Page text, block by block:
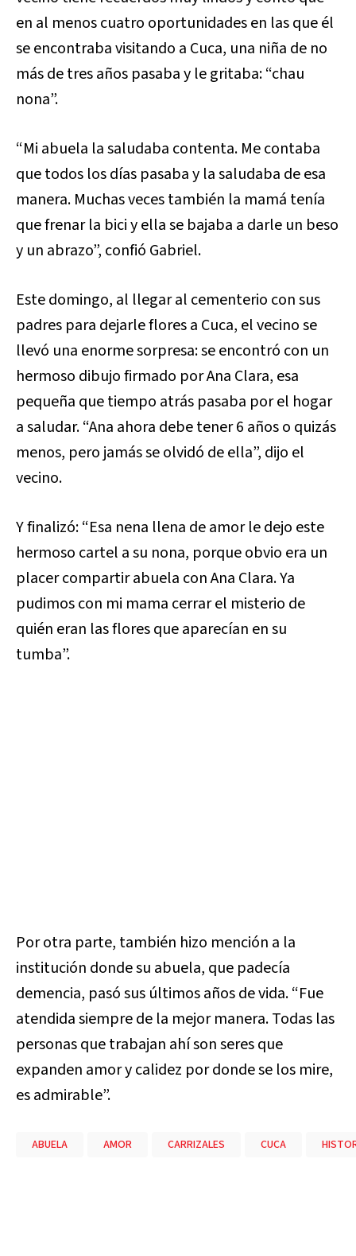
en al menos cuatro oportunidades en las que él
se encontraba visitando a Cuca, una niña de no
más de tres años pasaba y le gritaba: “chau
nona”.
“Mi abuela la saludaba contenta. Me contaba
que todos los días pasaba y la saludaba de esa
manera. Muchas veces también la mamá tenía
que frenar la bici y ella se bajaba a darle un beso
y un abrazo”, confió Gabriel.
Este domingo, al llegar al cementerio con sus
padres para dejarle flores a Cuca, el vecino se
llevó una enorme sorpresa: se encontró con un
hermoso dibujo firmado por Ana Clara, esa
pequeña que tiempo atrás pasaba por el hogar
a saludar. “Ana ahora debe tener 6 años o quizás
menos, pero jamás se olvidó de ella”, dijo el
vecino.
Y finalizó: “Esa nena llena de amor le dejo este
hermoso cartel a su nona, porque obvio era un
placer compartir abuela con Ana Clara. Ya
pudimos con mi mama cerrar el misterio de
quién eran las flores que aparecían en su
tumba”.
Por otra parte, también hizo mención a la
institución donde su abuela, que padecía
demencia, pasó sus últimos años de vida. “Fue
atendida siempre de la mejor manera. Todas las
personas que trabajan ahí son seres que
expanden amor y calidez por donde se los mire,
es admirable”.
ABUELA AMOR CARRIZALES CUCA